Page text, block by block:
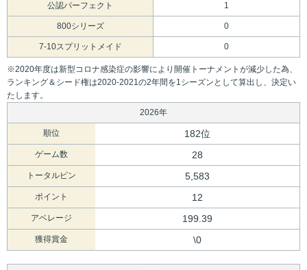
公認パーフェクト 1
800シリーズ 0
7-10スプリットメイド 0
※2020年度は新型コロナ感染症の影響により開催トーナメントが減少した為、
ランキング＆シード権は2020-2021の2年間を1シーズンとして算出し、決定い
たします。
2026年
順位 182位
ゲーム数 28
トータルピン 5,583
ポイント 12
アベレージ 199.39
獲得賞金 \0